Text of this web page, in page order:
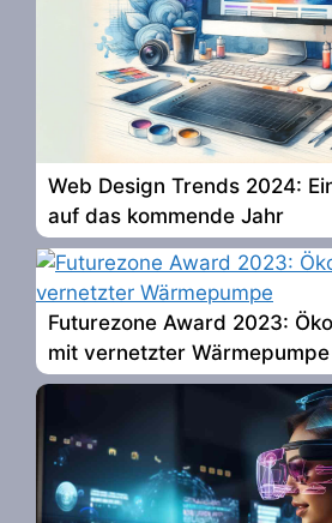
Web Design Trends 2024:
auf das kommende Jahr
Futurezone Award 2023:
mit vernetzter Wärmepumpe